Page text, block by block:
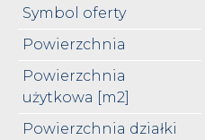
Symbol oferty
Powierzchnia
Powierzchnia
użytkowa [m2]
Powierzchnia działki